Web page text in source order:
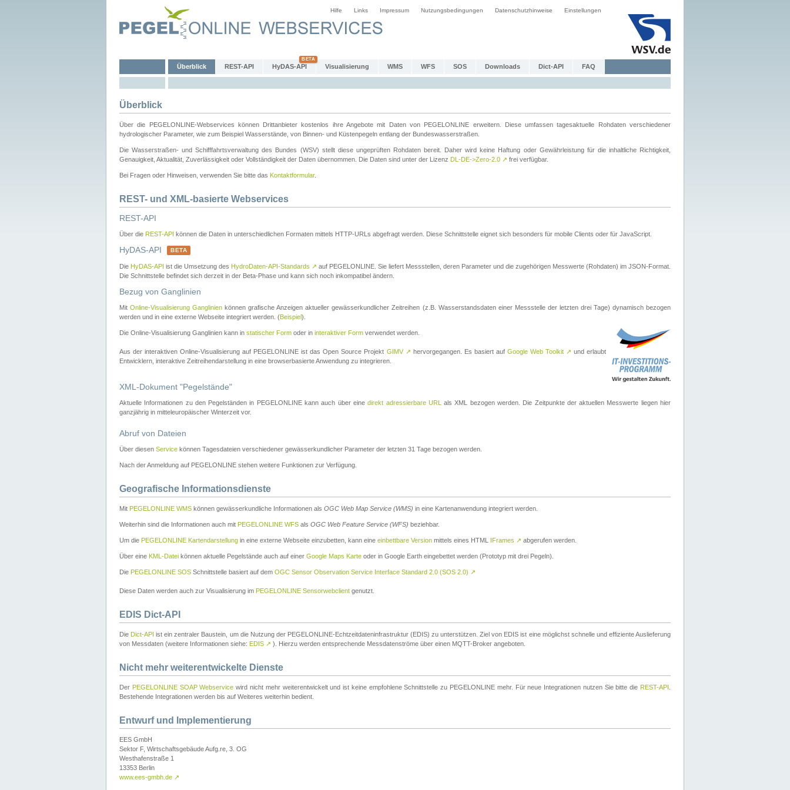
Hilfe Links Impressum Nutzungsbedingungen Datenschutzhinweise Einstellungen
Überblick REST-API HyDAS-API Visualisierung WMS WFS SOS Downloads Dict-API FAQ
Überblick
Über die PEGELONLINE-Webservices können Drittanbieter kostenlos ihre Angebote mit Daten von PEGELONLINE erweitern. Diese umfassen tagesaktuelle Rohdaten verschiedener
hydrologischer Parameter, wie zum Beispiel Wasserstände, von Binnen- und Küstenpegeln entlang der Bundeswasserstraßen.
Die Wasserstraßen- und Schifffahrtsverwaltung des Bundes (WSV) stellt diese ungeprüften Rohdaten bereit. Daher wird keine Haftung oder Gewährleistung für die inhaltliche Richtigkeit,
Genauigkeit, Aktualität, Zuverlässigkeit oder Vollständigkeit der Daten übernommen. Die Daten sind unter der Lizenz DL-DE->Zero-2.0 ↗ frei verfügbar.
Bei Fragen oder Hinweisen, verwenden Sie bitte das Kontaktformular.
REST- und XML-basierte Webservices
REST-API
Über die REST-API können die Daten in unterschiedlichen Formaten mittels HTTP-URLs abgefragt werden. Diese Schnittstelle eignet sich besonders für mobile Clients oder für JavaScript.
HyDAS-API BETA
Die HyDAS-API ist die Umsetzung des HydroDaten-API-Standards ↗ auf PEGELONLINE. Sie liefert Messstellen, deren Parameter und die zugehörigen Messwerte (Rohdaten) im JSON-Format.
Die Schnittstelle befindet sich derzeit in der Beta-Phase und kann sich noch inkompatibel ändern.
Bezug von Ganglinien
MitOnline-Visualisierung Ganglinien können grafische Anzeigen aktueller gewässerkundlicher Zeitreihen (z.B. Wasserstandsdaten einer Messstelle der letzten drei Tage) dynamisch bezogen
werden und in eine externe Webseite integriert werden. (Beispiel).
Die Online-Visualisierung Ganglinien kann in statischer Form oder in interaktiver Form verwendet werden.
Aus der interaktiven Online-Visualisierung auf PEGELONLINE ist das Open Source Projekt GIMV ↗ hervorgegangen. Es basiert auf Google Web Toolkit ↗ und erlaubt
Entwicklern, interaktive Zeitreihendarstellung in eine browserbasierte Anwendung zu integrieren.
XML-Dokument "Pegelstände"
Aktuelle Informationen zu den Pegelständen in PEGELONLINE kann auch über einedirekt adressierbare URL
als XML bezogen werden. Die Zeitpunkte der aktuellen Messwerte liegen hier
ganzjährig in mitteleuropäischer Winterzeit vor.
Abruf von Dateien
Über diesen Service können Tagesdateien verschiedener gewässerkundlicher Parameter der letzten 31 Tage bezogen werden.
Nach der Anmeldung auf PEGELONLINE stehen weitere Funktionen zur Verfügung.
Geografische Informationsdienste
Mit PEGELONLINE WMS können gewässerkundliche Informationen als OGC Web Map Service (WMS) in eine Kartenanwendung integriert werden.
Weiterhin sind die Informationen auch mit PEGELONLINE WFS als OGC Web Feature Service (WFS) beziehbar.
Um die PEGELONLINE Kartendarstellung in eine externe Webseite einzubetten, kann eine einbettbare Version mittels eines HTML IFrames ↗ abgerufen werden.
Über eine KML-Datei können aktuelle Pegelstände auch auf einer Google Maps Karte oder in Google Earth eingebettet werden (Prototyp mit drei Pegeln).
Die PEGELONLINE SOS Schnittstelle basiert auf dem OGC Sensor Observation Service Interface Standard 2.0 (SOS 2.0) ↗
Diese Daten werden auch zur Visualisierung im PEGELONLINE Sensorwebclient genutzt.
EDIS Dict-API
Die Dict-API ist ein zentraler Baustein, um die Nutzung der PEGELONLINE-Echtzeitdateninfrastruktur (EDIS) zu unterstützen. Ziel von EDIS ist eine möglichst schnelle und effiziente Auslieferung
von Messdaten (weitere Informationen siehe: EDIS ↗ ). Hierzu werden entsprechende Messdatenströme über einen MQTT-Broker angeboten.
Nicht mehr weiterentwickelte Dienste
Der PEGELONLINE SOAP Webservice wird nicht mehr weiterentwickelt und ist keine empfohlene Schnittstelle zu PEGELONLINE mehr. Für neue Integrationen nutzen Sie bitte die REST-API
Bestehende Integrationen werden bis auf Weiteres weiterhin bedient.
Entwurf und Implementierung
EES GmbH
Sektor F, Wirtschaftsgebäude Aufg.re, 3. OG
Westhafenstraße 1
13353 Berlin
www.ees-gmbh.de ↗